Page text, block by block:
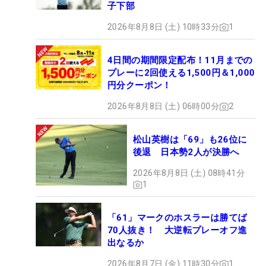
子下部
2026年8月8日 (土) 10時33分 1
4日間の期間限定配布！11月までの
プレーに2回使える1,500円＆1,000
円分クーポン！
2026年8月8日 (土) 06時00分 2
松山英樹は「69」も26位に
後退 日本勢2人が決勝へ
2026年8月8日 (土) 08時41分
1
「61」マークのホスラーは勝てば
70人抜き！ 大逆転プレーオフ進
出なるか
2026年8月7日 (金) 11時30分 1